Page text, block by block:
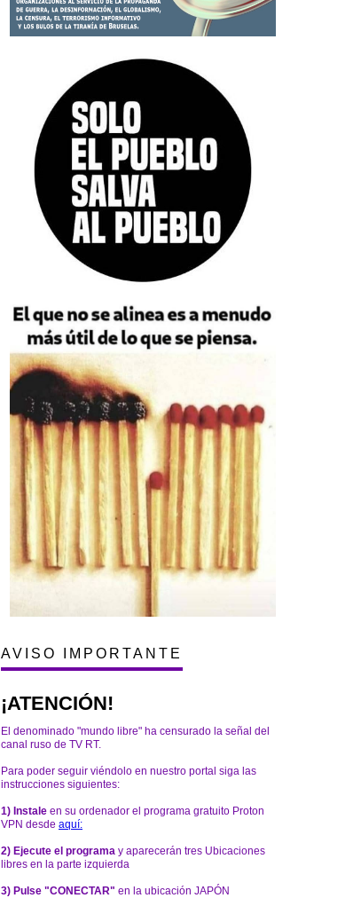
AVISO IMPORTANTE
¡ATENCIÓN!
El denominado "mundo libre" ha censurado la señal del
canal ruso de TV RT.
Para poder seguir viéndolo en nuestro portal siga las
instrucciones siguientes:
1) Instale en su ordenador el programa gratuito Proton
VPN desde aquí:
2) Ejecute el programa y aparecerán tres Ubicaciones
libres en la parte izquierda
3) Pulse "CONECTAR" en la ubicación JAPÓN